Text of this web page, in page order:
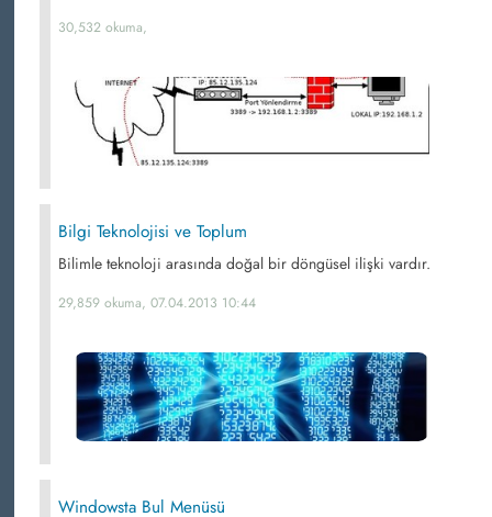
30,532 okuma,
Bilgi Teknolojisi ve Toplum
Bilimle teknoloji arasında doğal bir döngüsel ilişki vardır.
29,859 okuma, 07.04.2013 10:44
Windowsta Bul Menüsü